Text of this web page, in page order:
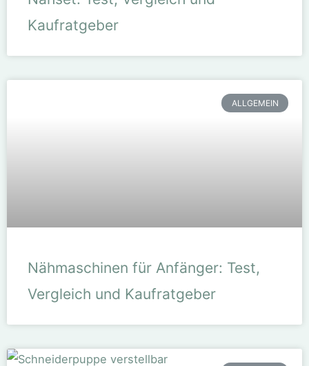
Kaufratgeber
ALLGEMEIN
Nähmaschinen für Anfänger: Test,
Vergleich und Kaufratgeber